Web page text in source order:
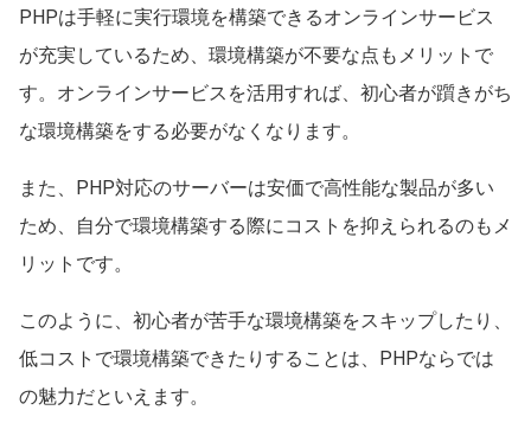
PHPは手軽に実行環境を構築できるオンラインサービス
が充実しているため、環境構築が不要な点もメリットで
す。オンラインサービスを活用すれば、初心者が躓きがち
な環境構築をする必要がなくなります。
また、PHP対応のサーバーは安価で高性能な製品が多い
ため、自分で環境構築する際にコストを抑えられるのもメ
リットです。
このように、初心者が苦手な環境構築をスキップしたり、
低コストで環境構築できたりすることは、PHPならでは
の魅力だといえます。